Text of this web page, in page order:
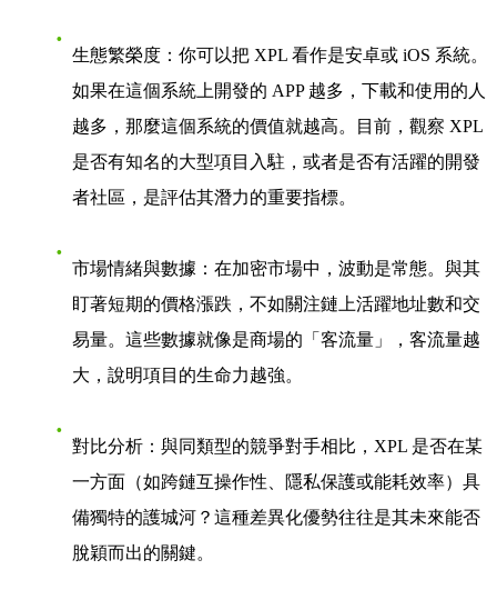
生態繁榮度 ：你可以把 XPL 看作是安卓或 iOS 系統。
如果在這個系統上開發的 APP 越多，下載和使用的人
越多，那麼這個系統的價值就越高。目前，觀察 XPL
是否有知名的大型項目入駐，或者是否有活躍的開發
者社區，是評估其潛力的重要指標。
市場情緒與數據 ：在加密市場中，波動是常態。與其
盯著短期的價格漲跌，不如關注鏈上活躍地址數和交
易量。這些數據就像是商場的「客流量」，客流量越
大，說明項目的生命力越強。
對比分析 ：與同類型的競爭對手相比，XPL 是否在某
一方面（如跨鏈互操作性、隱私保護或能耗效率）具
備獨特的護城河？這種差異化優勢往往是其未來能否
脫穎而出的關鍵。